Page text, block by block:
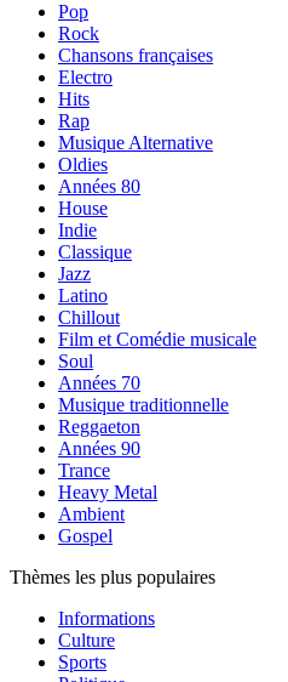
Pop
Rock
Chansons françaises
Electro
Hits
Rap
Musique Alternative
Oldies
Années 80
House
Indie
Classique
Jazz
Latino
Chillout
Film et Comédie musicale
Soul
Années 70
Musique traditionnelle
Reggaeton
Années 90
Trance
Heavy Metal
Ambient
Gospel
Thèmes les plus populaires
Informations
Culture
Sports